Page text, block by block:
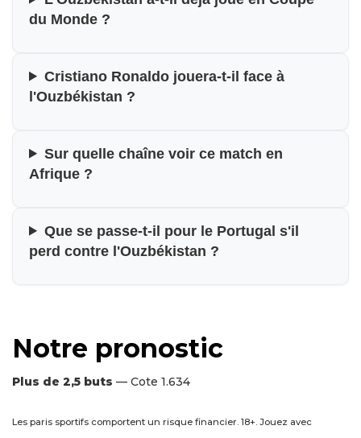
du Monde ?
Cristiano Ronaldo jouera-t-il face à
l'Ouzbékistan ?
Sur quelle chaîne voir ce match en
Afrique ?
Que se passe-t-il pour le Portugal s'il
perd contre l'Ouzbékistan ?
Notre pronostic
Plus de 2,5 buts — Cote 1.634
Les paris sportifs comportent un risque financier. 18+. Jouez avec